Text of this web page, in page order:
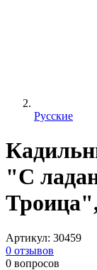
Русские
"С
Артикул: 30459
0 отзывов
0 вопросов